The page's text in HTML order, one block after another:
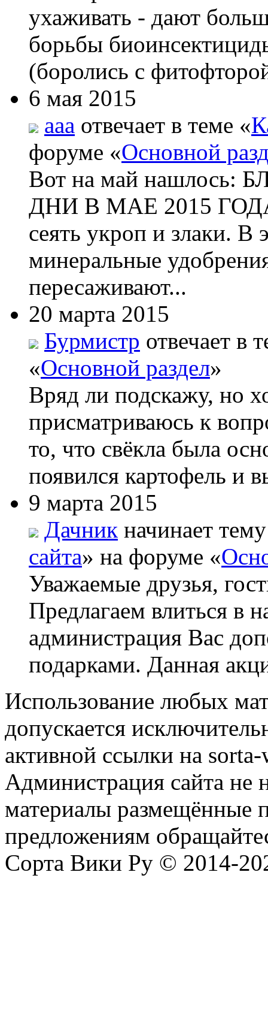
ухаживать - дают
борьбы
(боролись с
6 мая 2015
aaa отвечает в теме «
форуме «Основной
Вот на май
ДНИ В МАЕ 2015 ГОДА
сеять укроп и злаки. В
минеральные
пересаживают...
20 марта 2015
Бурмистр отвечает в
«Основной раздел»
Вряд ли подскажу, но
присматриваюсь к
то, что свёкла была
появился картофель и
9 марта 2015
Дачник начинает
сайта» на форуме «
Уважаемые друзья,
Предлагаем влиться в
администрация Вас
подарками. Данная
Использование любых
допускается
активной ссылки на
Администрация сайта не
материалы размещённые
предложениям
Сорта Вики Ру © 2014-